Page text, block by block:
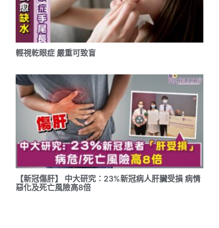
輕視乾眼症 嚴重可致盲
【新冠傷肝】 中大研究：23%新冠病人肝臟受損 病情
惡化及死亡風險高8倍